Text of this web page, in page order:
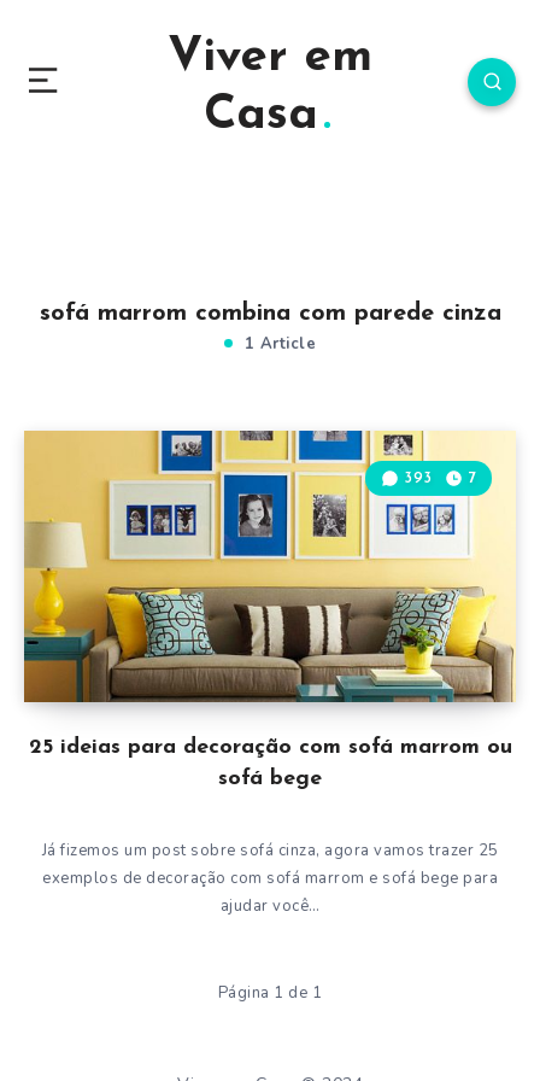
Viver em
Casa
sofá marrom combina com parede cinza
1 Article
25 ideias para decoração com sofá marrom ou
sofá bege
393 7
Já fizemos um post sobre sofá cinza, agora vamos trazer 25
exemplos de decoração com sofá marrom e sofá bege para
ajudar você…
Página 1 de 1